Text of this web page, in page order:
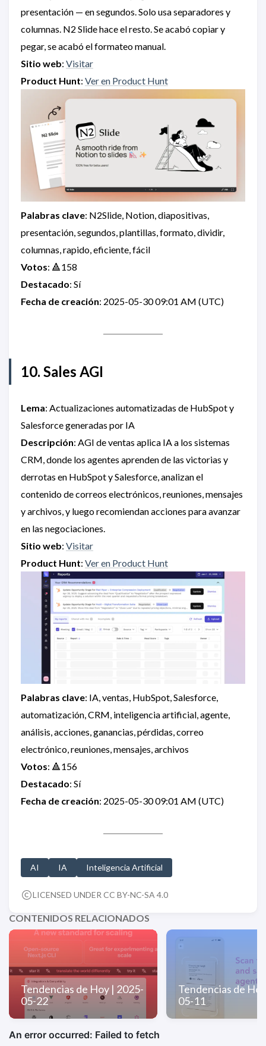
presentación — en segundos. Solo usa separadores y
columnas. N2 Slide hace el resto. Se acabó copiar y
pegar, se acabó el formateo manual.
Sitio web: Visitar
Product Hunt: Ver en Product Hunt
Palabras clave: N2Slide, Notion, diapositivas,
presentación, segundos, plantillas, formato, dividir,
columnas, rapido, eficiente, fácil
Votos: 🔺158
Destacado: Sí
Fecha de creación: 2025-05-30 09:01 AM (UTC)
10. Sales AGI
Lema: Actualizaciones automatizadas de HubSpot y
Salesforce generadas por IA
Descripción: AGI de ventas aplica IA a los sistemas
CRM, donde los agentes aprenden de las victorias y
derrotas en HubSpot y Salesforce, analizan el
contenido de correos electrónicos, reuniones, mensajes
y archivos, y luego recomiendan acciones para avanzar
en las negociaciones.
Sitio web: Visitar
Product Hunt: Ver en Product Hunt
Palabras clave: IA, ventas, HubSpot, Salesforce,
automatización, CRM, inteligencia artificial, agente,
análisis, acciones, ganancias, pérdidas, correo
electrónico, reuniones, mensajes, archivos
Votos: 🔺156
Destacado: Sí
Fecha de creación: 2025-05-30 09:01 AM (UTC)
AI IA Inteligencia Artificial
LICENSED UNDER CC BY-NC-SA 4.0
CONTENIDOS RELACIONADOS
Tendencias de Hoy | 2025-
05-22
Tendencias de
05-11